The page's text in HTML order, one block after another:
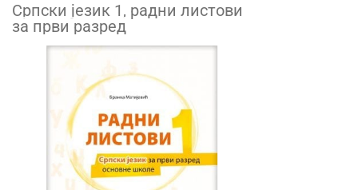
Српски језик 1, радни листови
за први разред